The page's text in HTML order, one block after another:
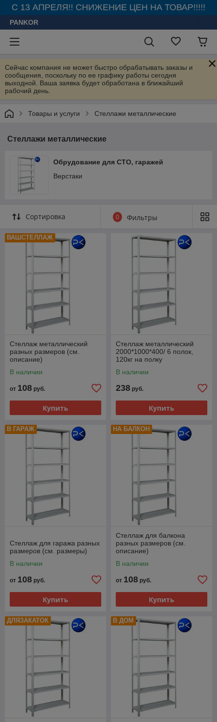
С 13 АПРЕЛЯ!! СНИЖЕНИЕ ЦЕН НА ТОВАР!!!!!
PANKOR
Сейчас компания не может быстро обрабатывать заказы и
сообщения, поскольку по ее графику работы сегодня
выходной. Ваша заявка будет обработана в ближайший
рабочий день.
Товары и услуги Стеллажи металлические
Стеллажи металлические
Обрудование для СТО, гаражей
Верстаки
Сортировка 0 Фильтры
ВАШСТЕЛЛАЖ
Стеллаж металлический
разных размеров (см.
описание)
В наличии
от 108 руб.
Купить
Стеллаж металлический
2000*1000*400/ 6 полок,
120кг на полку
В наличии
238 руб.
Купить
В ГАРАЖ
Стеллаж для гаража разных
размеров (см. размеры)
В наличии
от 108 руб.
Купить
НА БАЛКОН
Стеллаж для балкона
разных размеров (см.
описание)
В наличии
от 108 руб.
Купить
ДЛЯЗАКАТОК В ДОМ